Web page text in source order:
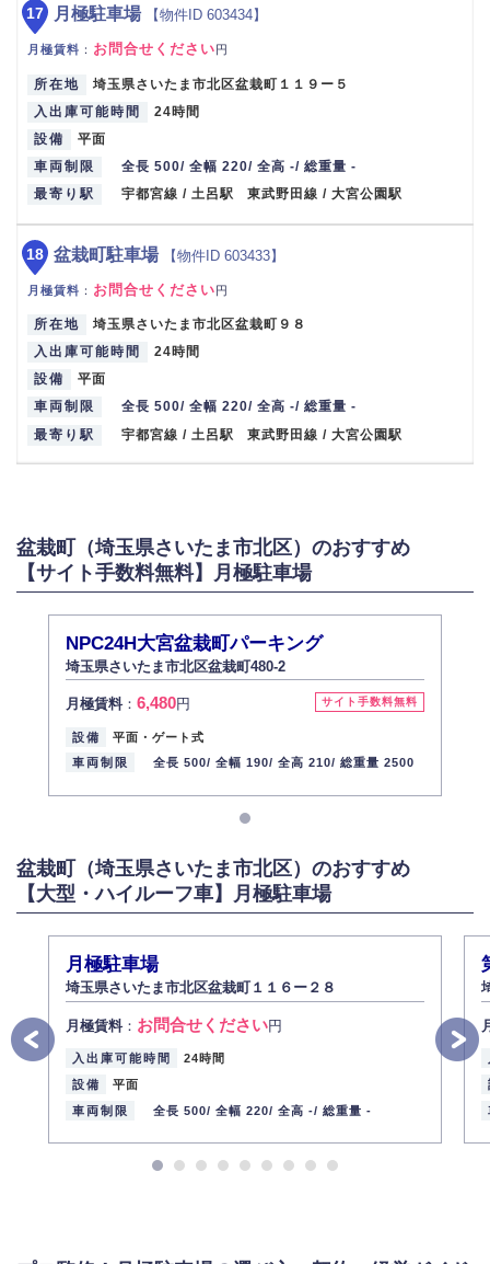
月極駐車場 【物件ID 603434】
月極賃料 ： お問合せください 円
所在地
埼玉県さいたま市北区盆栽町１１９ー５
入出庫可能時間
24時間
設備
平面
車両制限
全長 500/ 全幅 220/ 全高 -/ 総重量 -
最寄り駅
宇都宮線 / 土呂駅 東武野田線 / 大宮公園駅
17
盆栽町駐車場 【物件ID 603433】
月極賃料 ： お問合せください円
所在地
埼玉県さいたま市北区盆栽町９８
入出庫可能時間
24時間
設備
平面
車両制限
全長 500/ 全幅 220/ 全高 -/ 総重量 -
最寄り駅
宇都宮線 / 土呂駅 東武野田線 / 大宮公園駅
18
盆栽町（埼玉県さいたま市北区）のおすすめ
【サイト手数料無料】月極駐車場
NPC24H大宮盆栽町パーキング
埼玉県さいたま市北区盆栽町480-2
サイト手数料無料
月極賃料： 6,480円
設備
平面・ゲート式
車両制限
全長 500/ 全幅 190/ 全高 210/ 総重量 2500
盆栽町（埼玉県さいたま市北区）のおすすめ
【大型・ハイルーフ車】月極駐車場
月極駐車場
埼玉県さいたま市北区盆栽町１１６ー２８
月極賃料： お問合せください円
入出庫可能時間
24時間
設備
平面
車両制限
全長 500/ 全幅 220/ 全高 -/ 総重量 -